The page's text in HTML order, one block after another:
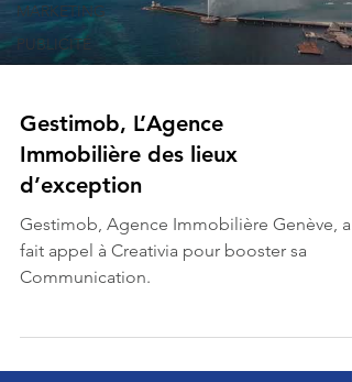
MARKETING
PUBLICITÉ
Gestimob, L’Agence
Immobilière des lieux
d’exception
Gestimob, Agence Immobilière Genève, a
fait appel à Creativia pour booster sa
Communication.